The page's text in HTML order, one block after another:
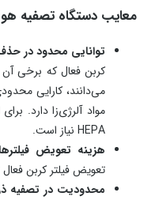
معایب دستگاه‌ تصفیه هوا
توانایی محدود در
کربن فعال که برخی آن
می‌دانند، کارایی
مواد آلرژی‌زا دارد.
HEPA نیاز است.
هزینه تعویض
تعویض فیلتر کربن فعال
محدودیت در تصفیه